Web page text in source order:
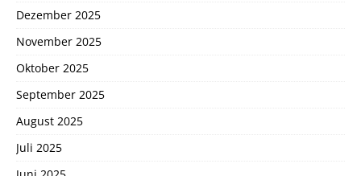
Dezember 2025
November 2025
Oktober 2025
September 2025
August 2025
Juli 2025